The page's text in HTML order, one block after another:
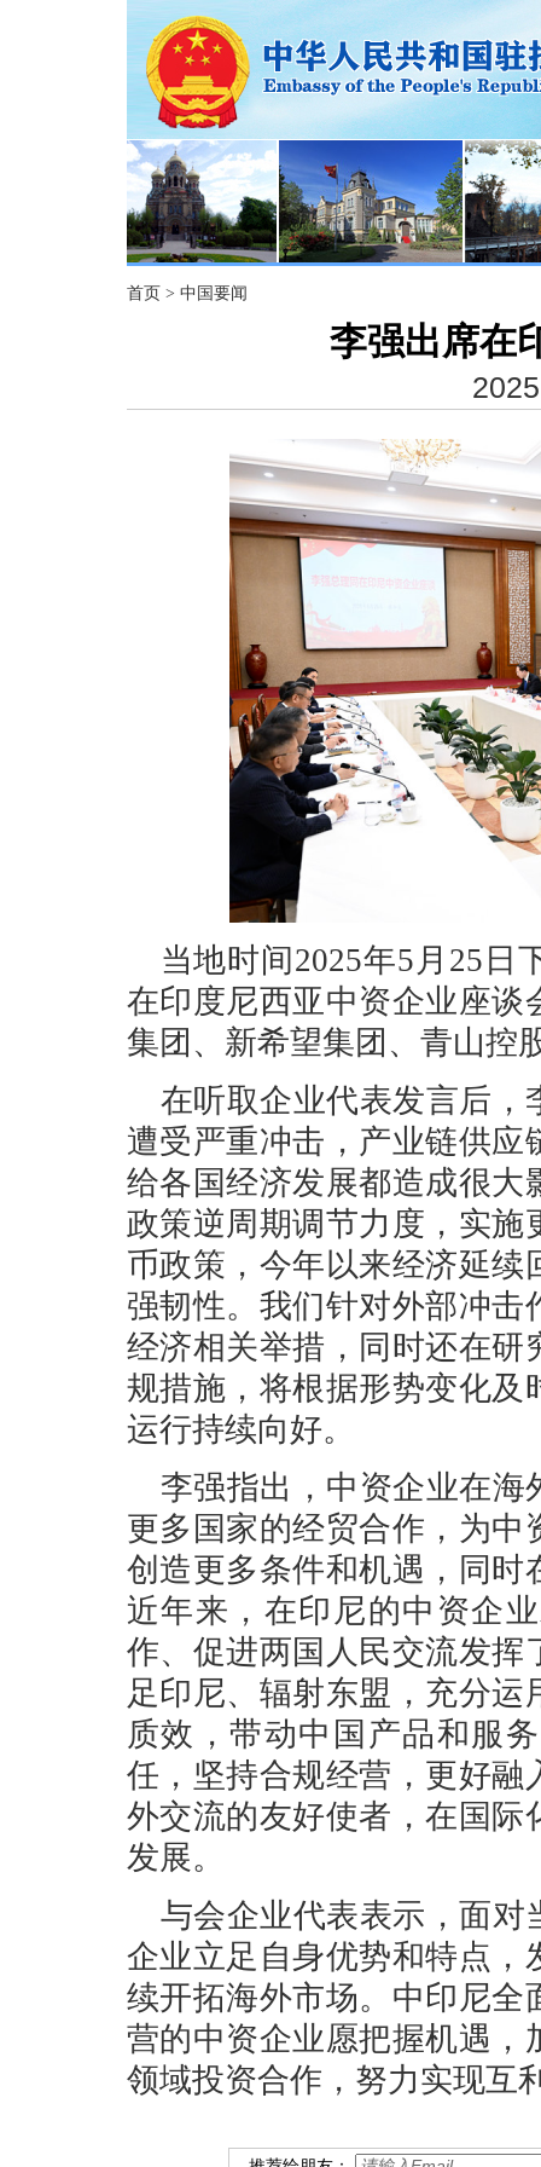
首页 > 中国要闻
李强出席在
当地时间2025年5月25日
在印度尼西亚中资企业座
集团、新希望集团、青山控
在听取企业代表发言后，
遭受严重冲击，产业链供
给各国经济发展都造成很
政策逆周期调节力度，实
币政策，今年以来经济延
强韧性。我们针对外部冲
经济相关举措，同时还在
规措施，将根据形势变化
运行持续向好。
李强指出，中资企业在
更多国家的经贸合作，为
创造更多条件和机遇，同
近年来，在印尼的中资企
作、促进两国人民交流发
足印尼、辐射东盟，充分
质效，带动中国产品和服
任，坚持合规经营，更好
外交流的友好使者，在国
发展。
与会企业代表表示，面对
企业立足自身优势和特点
续开拓海外市场。中印尼
营的中资企业愿把握机遇
领域投资合作，努力实现互